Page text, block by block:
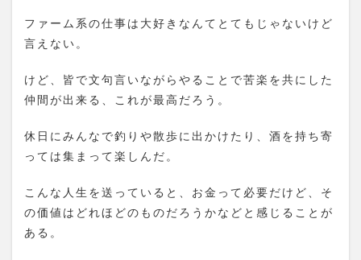
ファーム系の仕事は大好きなんてとてもじゃないけど
言えない。
けど、皆で文句言いながらやることで苦楽を共にした
仲間が出来る、これが最高だろう。
休日にみんなで釣りや散歩に出かけたり、酒を持ち寄
っては集まって楽しんだ。
こんな人生を送っていると、お金って必要だけど、そ
の価値はどれほどのものだろうかなどと感じることが
ある。